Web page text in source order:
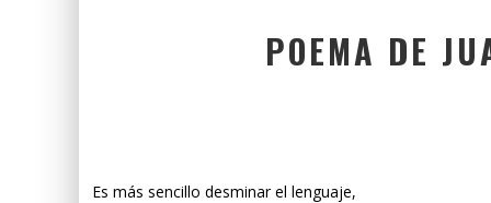
POEMA DE
Es más sencillo desminar el lenguaje,